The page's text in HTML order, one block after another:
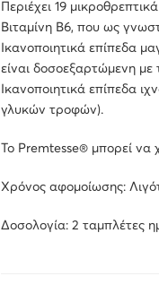
Περιέχει 19
Βιταμίνη Β6, που ως
Ικανοποιητικά επίπεδα
είναι δοσοεξαρτώμενη
Ικανοποιητικά επίπεδα
γλυκών τροφών).
Το Premtesse® μπορεί
Χρόνος αφομοίωσης:
Δοσολογία: 2 ταμπλέτες